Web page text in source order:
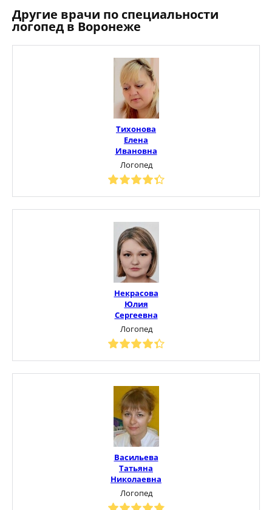
Другие врачи по специальности
логопед в Воронеже
Тихонова
Елена
Ивановна
Логопед
Некрасова
Юлия
Сергеевна
Логопед
Васильева
Татьяна
Николаевна
Логопед